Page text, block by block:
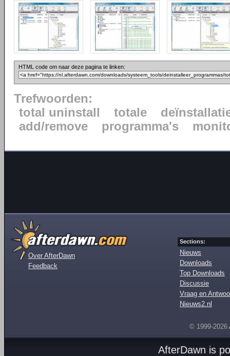
HTML code om naar deze pagina te linken:
Trefwoorden:
total uninstall
totale
add/remove
programma's
Over AfterDawn
Feedback
Sections:
Nieuws
Downloads
Top Downloads
Discussie
Vraag en
Nieuws2.nl
© 1999-2026
AfterDawn is